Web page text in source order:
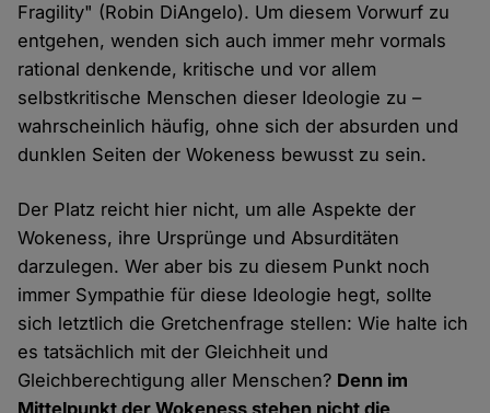
Fragility" (Robin DiAngelo). Um diesem Vorwurf zu
entgehen, wenden sich auch immer mehr vormals
rational denkende, kritische und vor allem
selbstkritische Menschen dieser Ideologie zu –
wahrscheinlich häufig, ohne sich der absurden und
dunklen Seiten der Wokeness bewusst zu sein.
Der Platz reicht hier nicht, um alle Aspekte der
Wokeness, ihre Ursprünge und Absurditäten
darzulegen. Wer aber bis zu diesem Punkt noch
immer Sympathie für diese Ideologie hegt, sollte
sich letztlich die Gretchenfrage stellen: Wie halte ich
es tatsächlich mit der Gleichheit und
Gleichberechtigung aller Menschen? Denn im